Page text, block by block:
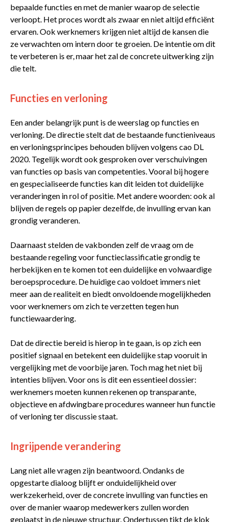
bepaalde functies en met de manier waarop de selectie
verloopt. Het proces wordt als zwaar en niet altijd efficiënt
ervaren. Ook werknemers krijgen niet altijd de kansen die
ze verwachten om intern door te groeien. De intentie om dit
te verbeteren is er, maar het zal de concrete uitwerking zijn
die telt.
Functies en verloning
Een ander belangrijk punt is de weerslag op functies en
verloning. De directie stelt dat de bestaande functieniveaus
en verloningsprincipes behouden blijven volgens cao DL
2020. Tegelijk wordt ook gesproken over verschuivingen
van functies op basis van competenties. Vooral bij hogere
en gespecialiseerde functies kan dit leiden tot duidelijke
veranderingen in rol of positie. Met andere woorden: ook al
blijven de regels op papier dezelfde, de invulling ervan kan
grondig veranderen.
Daarnaast stelden de vakbonden zelf de vraag om de
bestaande regeling voor functieclassificatie grondig te
herbekijken en te komen tot een duidelijke en volwaardige
beroepsprocedure. De huidige cao voldoet immers niet
meer aan de realiteit en biedt onvoldoende mogelijkheden
voor werknemers om zich te verzetten tegen hun
functiewaardering.
Dat de directie bereid is hierop in te gaan, is op zich een
positief signaal en betekent een duidelijke stap vooruit in
vergelijking met de voorbije jaren. Toch mag het niet bij
intenties blijven. Voor ons is dit een essentieel dossier:
werknemers moeten kunnen rekenen op transparante,
objectieve en afdwingbare procedures wanneer hun functie
of verloning ter discussie staat.
Ingrijpende verandering
Lang niet alle vragen zijn beantwoord. Ondanks de
opgestarte dialoog blijft er onduidelijkheid over
werkzekerheid, over de concrete invulling van functies en
over de manier waarop medewerkers zullen worden
geplaatst in de nieuwe structuur. Ondertussen tikt de klok